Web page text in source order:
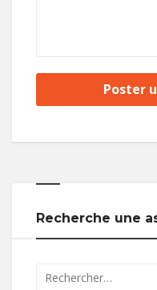
Recherche une